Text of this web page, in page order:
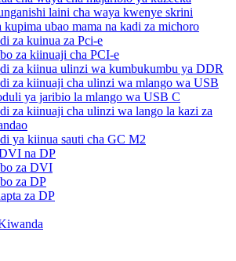
laini cha waya kwenye skrini
kupima ubao mama na kadi za michoro
za kuinua za Pci-e
za kiinuaji cha PCI-e
za kiinua ulinzi wa kumbukumbu ya DDR
za kiinuaji cha ulinzi wa mlango wa USB
ya jaribio la mlango wa USB C
za kiinuaji cha ulinzi wa lango la kazi za
ya kiinua sauti cha GC M2
na DP
za DVI
za DP
za DP